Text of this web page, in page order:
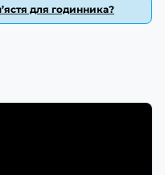
для годинника?